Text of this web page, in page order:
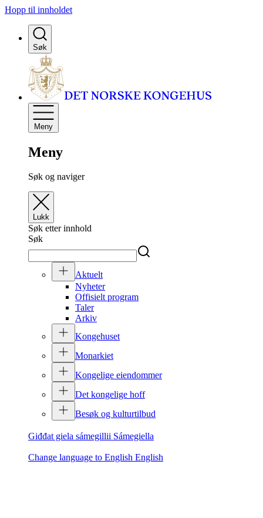
Hopp til innholdet
Søk
Meny
Meny
Søk og naviger
Lukk
Søk etter innhold
Søk
Aktuelt
Nyheter
Offisielt program
Taler
Arkiv
Kongehuset
Monarkiet
Kongelige eiendommer
Det kongelige hoff
Besøk og kulturtilbud
Giđđat giela sámegillii Sámegiella
Change language to English English